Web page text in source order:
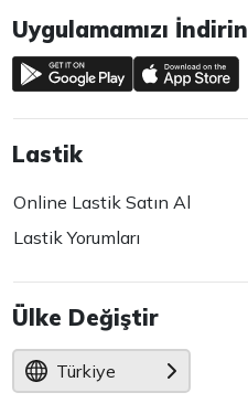
Uygulamamızı İndirin
Lastik
Online Lastik Satın Al
Lastik Yorumları
Ülke Değiştir
Türkiye